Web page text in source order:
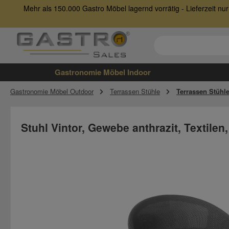
Hauptinhalt springen
Zur Suche springen
Zur Hauptnavigation springen
Mehr als 150.000 Gastro Möbel lagernd vorrätig - Lieferzeit
Gastronomie Möbel Indoor
Gastronomie Möbel Outdoor Terrassen Stühle Terrassen
Stuhl Vintor, Gewebe anthrazit,